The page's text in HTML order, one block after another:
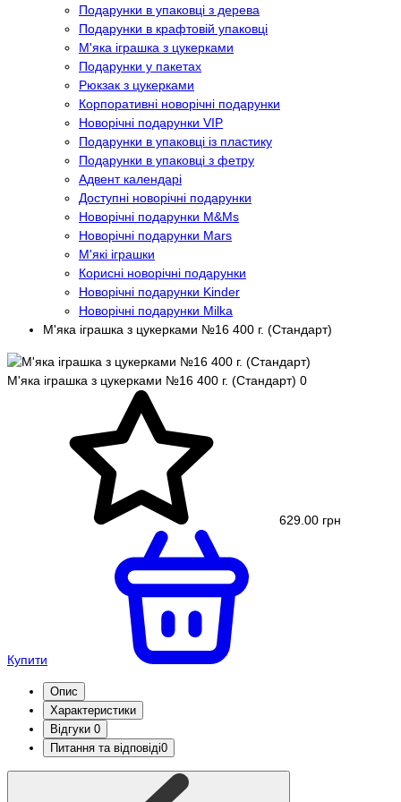
Подарунки в упаковці з дерева
Подарунки в крафтовій упаковці
М'яка іграшка з цукерками
Подарунки у пакетах
Рюкзак з цукерками
Корпоративні новорічні подарунки
Новорічні подарунки VIP
Подарунки в упаковці із пластику
Подарунки в упаковці з фетру
Адвент календарі
Доступні новорічні подарунки
Новорічні подарунки M&Ms
Новорічні подарунки Mars
М'які іграшки
Корисні новорічні подарунки
Новорічні подарунки Kinder
Новорічні подарунки Milka
М'яка іграшка з цукерками №16 400 г. (Стандарт)
М'яка іграшка з цукерками №16 400 г. (Стандарт) 0
629.00 грн
Купити
Опис
Характеристики
Відгуки 0
Питання та відповіді0